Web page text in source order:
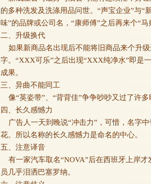
的多种洗发及洗涤用品问世。“声宝企业”与“
味”的品牌或公司名，“康师傅”之后再来个“
二、升级换代
如果新商品名出现后不能将旧商品来个升
字。“XXX可乐”之后出现“XXX纯净水”即是
成果。
三、异曲不能同工
像“英姿带”、“背背佳”争争吵吵又过了许
四、长久感憾力
广告人一天到晚说“冲击力”，可惜，名字
花。所以名称的长久感憾力是命名的中心。
五、注意译音
有一家汽车取名“NOVA”后在西班牙上岸才
员几乎泪洒巴塞罗纳。